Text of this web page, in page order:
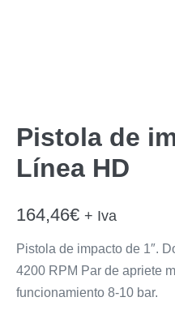
Pistola de
Línea HD
164,46€ + Iva
Pistola de impacto de 1″.
4200 RPM Par de apriete
funcionamiento 8-10 bar.